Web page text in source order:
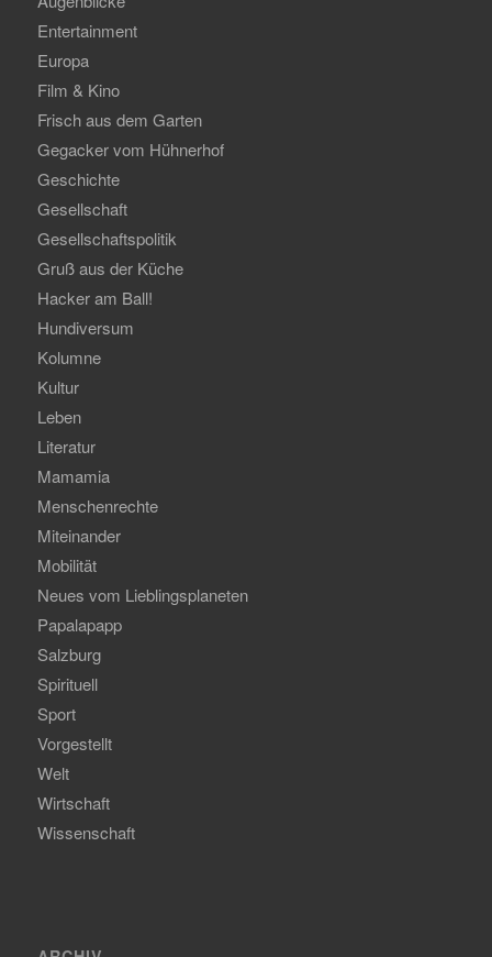
Entertainment
Europa
Film & Kino
Frisch aus dem Garten
Gegacker vom Hühnerhof
Geschichte
Gesellschaft
Gesellschaftspolitik
Gruß aus der Küche
Hacker am Ball!
Hundiversum
Kolumne
Kultur
Leben
Literatur
Mamamia
Menschenrechte
Miteinander
Mobilität
Neues vom Lieblingsplaneten
Papalapapp
Salzburg
Spirituell
Sport
Vorgestellt
Welt
Wirtschaft
Wissenschaft